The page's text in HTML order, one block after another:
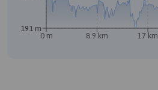
0 m 8.9 km 17 km
191 m